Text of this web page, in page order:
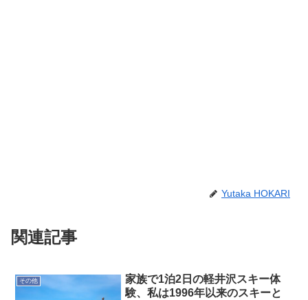
Yutaka HOKARI
関連記事
その他
家族で1泊2日の軽井沢スキー体
験、私は1996年以来のスキーと